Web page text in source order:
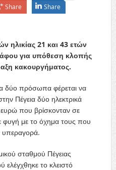
Share Share
ηλικίας 21 και 43 ετών
για υπόθεση κλοπής
κακουργήματος.
δύο πρόσωπα φέρεται να
Πέγεια δύο ηλεκτρικά
ευρώ που βρίσκονταν σε
φυγή με το όχημα τους που
υπεραγορά.
σταθμού Πέγειας
ελέγχθηκε το κλειστό